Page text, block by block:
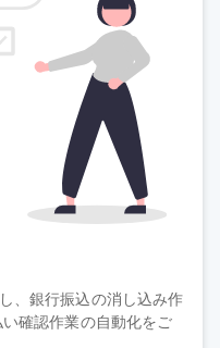
、銀行振込の消し込み作
確認作業の自動化をご